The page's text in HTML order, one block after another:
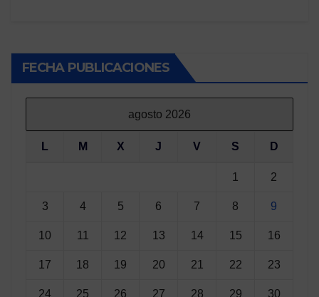
FECHA PUBLICACIONES
agosto 2026
L M X J V S D
1 2
3 4 5 6 7 8 9
10 11 12 13 14 15 16
17 18 19 20 21 22 23
24 25 26 27 28 29 30